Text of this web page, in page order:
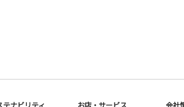
テナビリティ お店・サービス 会社